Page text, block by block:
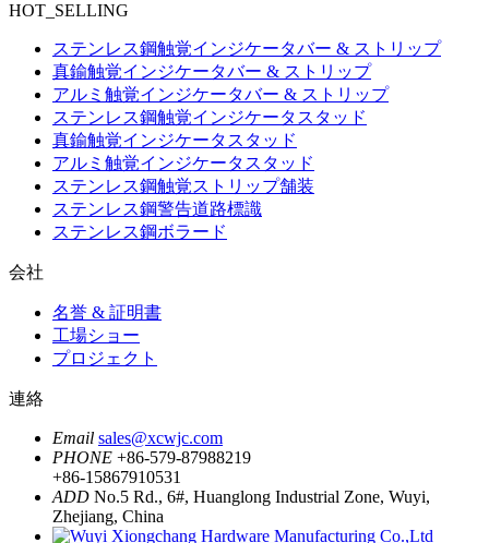
HOT_SELLING
ステンレス鋼触覚インジケータバー & ストリップ
真鍮触覚インジケータバー & ストリップ
アルミ触覚インジケータバー & ストリップ
ステンレス鋼触覚インジケータスタッド
真鍮触覚インジケータスタッド
アルミ触覚インジケータスタッド
ステンレス鋼触覚ストリップ舗装
ステンレス鋼警告道路標識
ステンレス鋼ボラード
会社
名誉 & 証明書
工場ショー
プロジェクト
連絡
Email sales@xcwjc.com
PHONE +86-579-87988219
+86-15867910531
ADD No.5 Rd., 6#, Huanglong Industrial Zone, Wuyi,
Zhejiang, China